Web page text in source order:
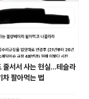
줄서서 사는 현실…테슬라
차 팔아먹는 법